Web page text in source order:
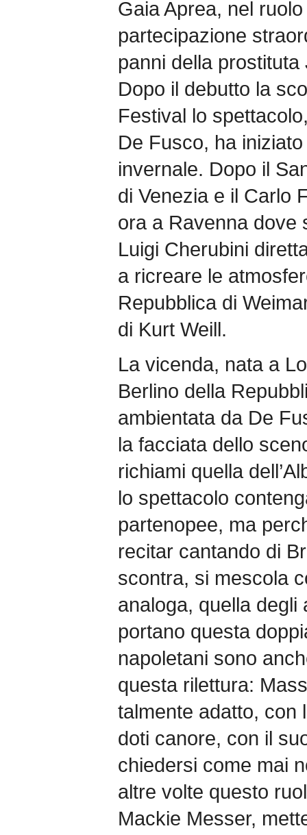
Gaia Aprea, nel
partecipazione
panni della
Dopo il debutto la
Festival lo
De Fusco, ha
invernale. Dopo il
di Venezia e il Carlo
ora a Ravenna dove
Luigi Cherubini
a ricreare le
Repubblica di
di Kurt Weill.
La vicenda, nata a
Berlino della
ambientata da De
la facciata dello
richiami quella
lo spettacolo
partenopee, ma
recitar cantando di
scontra, si mescola
analoga, quella degli
portano questa
napoletani sono
questa rilettura:
talmente adatto, con
doti canore, con il
chiedersi come mai
altre volte questo
Mackie Messer,